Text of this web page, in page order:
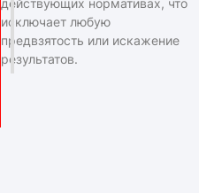
действующих нормативах, что
исключает любую
предвзятость или искажение
результатов.